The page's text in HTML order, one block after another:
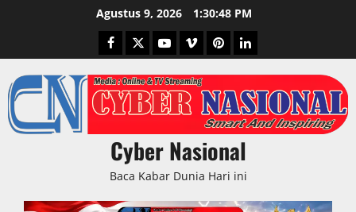
Agustus 9, 2026 1:30:49 PM
Facebook
TwitterYoutubeVimeoPinterestLinkedIn
Cyber Nasional
Baca Kabar Dunia Hari ini